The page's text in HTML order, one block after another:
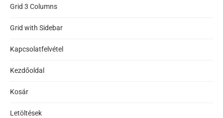
Grid 3 Columns
Grid with Sidebar
Kapcsolatfelvétel
Kezdőoldal
Kosár
Letöltések